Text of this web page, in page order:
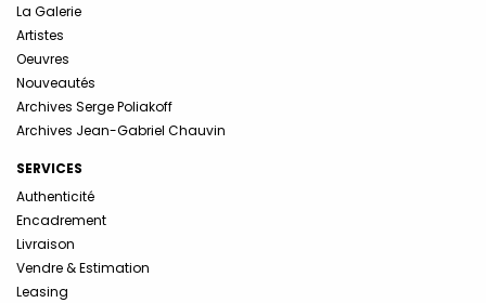
La Galerie
Artistes
Oeuvres
Nouveautés
Archives Serge Poliakoff
Archives Jean-Gabriel Chauvin
SERVICES
Authenticité
Encadrement
Livraison
Vendre & Estimation
Leasing